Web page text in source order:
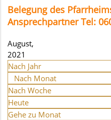
Belegung des
Ansprechpartner Tel:
August,
2021
Nach Jahr
Nach Monat
Nach Woche
Heute
Gehe zu Monat